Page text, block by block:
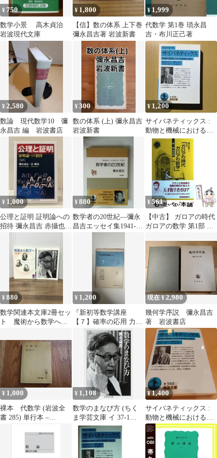
¥ 750
数学小景 高木貞治
岩波現代文庫
¥ 1,800
【信】数の体系 上下巻
彌永昌吉著 岩波新書
¥ 1,999
代数学 第1巻 瑣永昌
吉・布川正己著
¥ 2,580
数論 現代数学10 彌
永昌吉 編 岩波書店
¥300
数の体系 (上) 彌永昌吉
岩波新書
¥ 1,200
サイバネティックス :
動物と機械における制
御と通信 岩波文庫 哲学
¥ 1,000
公理と証明 証明論への
招待 彌永昌吉 赤攝也
¥880
数学者の20世紀―彌永
昌吉エッセイ集1941-
¥ 561
【中古】 ガロアの時代
ガロアの数学 第1部 時
学クラブ） / 彌永 昌吉
/ シュプリンガー・ジャ
パン
¥880
数学関連本文庫2冊セッ
ト 魔術から数学へ
H4
¥ 1,200
『新初等数学講座
【７】確率の応用 力学
計算機』ダイヤモンド
社/古本
現在 ¥2,980
幾何学序説 彌永昌吉
著 岩波書店
¥ 1,000
裸本 代数学 (岩波全
書 285) 単行本 –
(著), 彌永 健一 (著)
¥ 1,108
数学のまなび方 (ちく
ま学芸文庫 イ 37-1
Math&Science)／彌永 昌
¥1,400
サイバネティックス :
動物と機械における制
御と通信 2022年の12刷